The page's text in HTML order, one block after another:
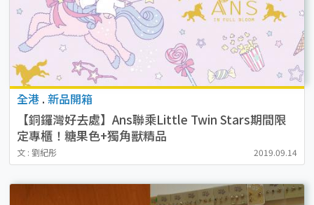
全港 . 新品開箱
【銅鑼灣好去處】Ans聯乘Little Twin Stars期間限
定專櫃！糖果色+獨角獸精品
文 : 劉紀彤 2019.09.14